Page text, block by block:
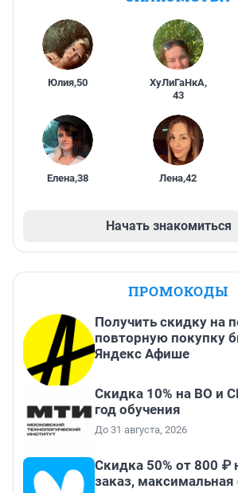
Юлия,50 ХуЛиГаНкА,
43
Елена,38 Лена,42
Начать знакомиться
ПРОМОКОДЫ
Получить скидку на
повторную покупку
Яндекс Афише
Скидка 10% на ВО и
год обучения
До 31 августа, 2026
Скидка 50% от 800 ₽
заказ,